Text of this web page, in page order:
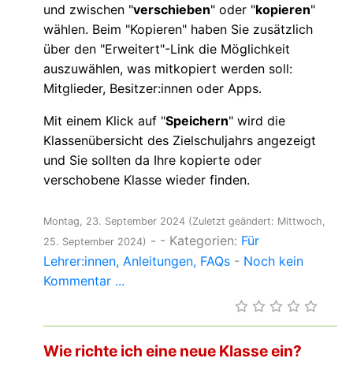
und zwischen "verschieben" oder "kopieren"
wählen. Beim "Kopieren" haben Sie zusätzlich
über den "Erweitert"-Link die Möglichkeit
auszuwählen, was mitkopiert werden soll:
Mitglieder, Besitzer:innen oder Apps.
Mit einem Klick auf "Speichern" wird die
Klassenübersicht des Zielschuljahrs angezeigt
und Sie sollten da Ihre kopierte oder
verschobene Klasse wieder finden.
Montag, 23. September 2024 (Zuletzt geändert: Mittwoch,
25. September 2024) - - Kategorien: Für
Lehrer:innen Anleitungen FAQs - Noch kein
Kommentar ...
Wie richte ich eine neue Klasse ein?